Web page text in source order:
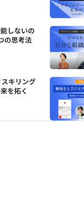
しないの
の思考法
キリング
を拓く